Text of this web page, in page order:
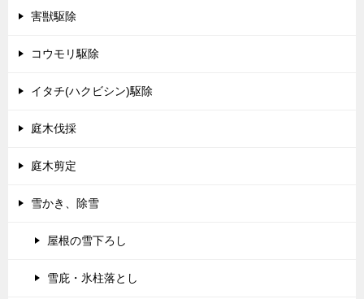
害獣駆除
コウモリ駆除
イタチ(ハクビシン)駆除
庭木伐採
庭木剪定
雪かき、除雪
屋根の雪下ろし
雪庇・氷柱落とし